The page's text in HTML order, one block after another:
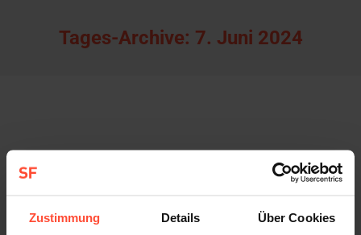
Zustimmung Details Über Cookies
Tages-Archive: 7. Juni 2024